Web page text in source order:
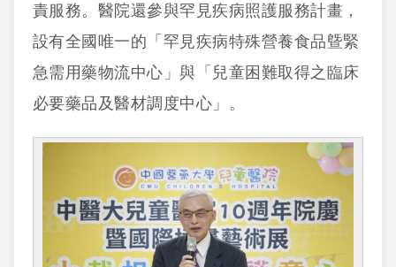
責服務。醫院還參與罕見疾病照護服務計畫，
設有全國唯一的「罕見疾病特殊營養食品曁緊
急需用藥物流中心」與「兒童困難取得之臨床
必要藥品及醫材調度中心」。